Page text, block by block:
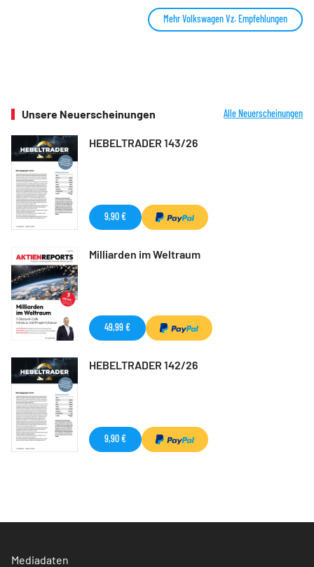
Mehr Volkswagen Vz. Empfehlungen
Unsere Neuerscheinungen Alle Neuerscheinungen
HEBELTRADER 143/26
9,90 €
Milliarden im Weltraum
49,99 €
HEBELTRADER 142/26
9,90 €
Mediadaten